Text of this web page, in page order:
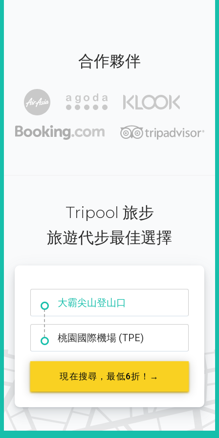
合作夥伴
Tripool 旅步
旅遊代步最佳選擇
大霸尖山登山口
桃園國際機場 (TPE)
現在搜尋，最低6折！→